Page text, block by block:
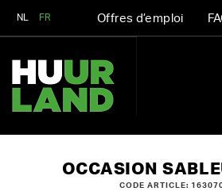
NL FR Offres d’emploi
OCCASION
CODE ARTICLE: